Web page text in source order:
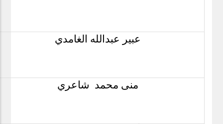
عبير عبدالله الغامدي
منى محمد شاعري